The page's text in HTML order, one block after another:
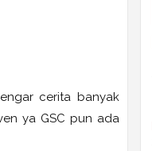
cerita banyak
ya GSC pun ada